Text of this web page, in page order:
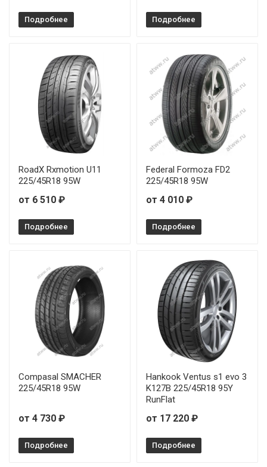
Arivo Ultra ARZ5 205/55R17 95W
Arivo Ultra ARZ5 205/55R19 97V
Arivo Ultra ARZ5 215/35R18 84W
Arivo Ultra ARZ5 215/40R17 87W
Arivo Ultra ARZ5 215/40R18 89W
Arivo Ultra ARZ5 215/45R17 91W
Arivo Ultra ARZ5 215/50R17 95W
Arivo Ultra ARZ5 215/55R16 97W
Arivo Ultra ARZ5 215/55R18 99W RunFlat
Arivo Ultra ARZ5 225/35R19 84W
Arivo Ultra ARZ5 225/35R19 84W RunFlat
Arivo Ultra ARZ5 225/35R20 90W
Arivo Ultra ARZ5 225/40R19 93W
Подробнее Подробнее
RoadX Rxmotion U11
225/45R18 95W
от 6 510 ₽
Подробнее
Federal Formoza FD2
225/45R18 95W
от 4 010 ₽
Подробнее
Compasal SMACHER
225/45R18 95W
от 4 730 ₽
Подробнее
Hankook Ventus s1 evo 3
K127B 225/45R18 95Y
RunFlat
от 17 220 ₽
Подробнее